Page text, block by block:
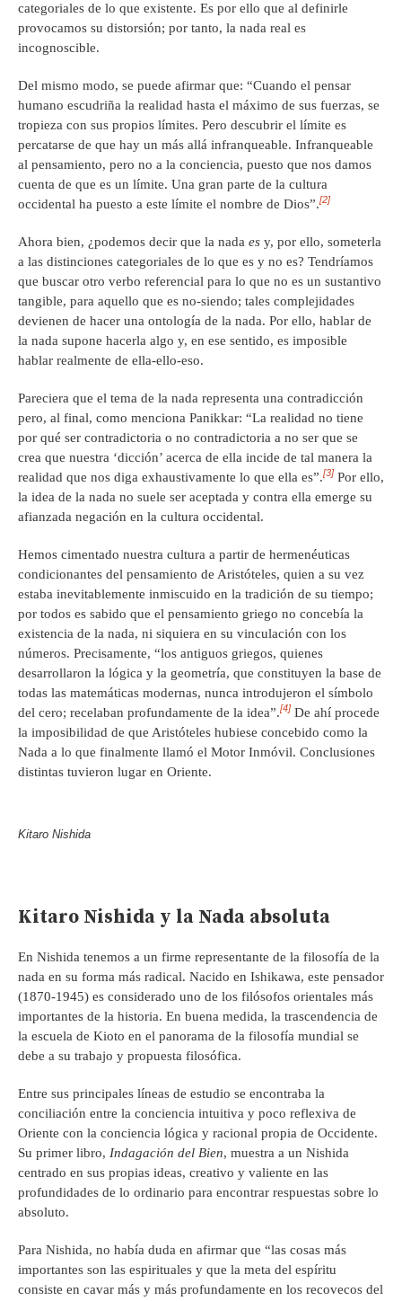
categoriales de lo que existente. Es por ello que al definirle
provocamos su distorsión; por tanto, la nada real es
incognoscible.
Del mismo modo, se puede afirmar que: “Cuando el pensar
humano escudriña la realidad hasta el máximo de sus fuerzas, se
tropieza con sus propios límites. Pero descubrir el límite es
percatarse de que hay un más allá infranqueable. Infranqueable
al pensamiento, pero no a la conciencia, puesto que nos damos
cuenta de que es un límite. Una gran parte de la cultura
occidental ha puesto a este límite el nombre de Dios”.[2]
Ahora bien, ¿podemos decir que la nada es y, por ello, someterla
a las distinciones categoriales de lo que es y no es? Tendríamos
que buscar otro verbo referencial para lo que no es un sustantivo
tangible, para aquello que es no-siendo; tales complejidades
devienen de hacer una ontología de la nada. Por ello, hablar de
la nada supone hacerla algo y, en ese sentido, es imposible
hablar realmente de ella-ello-eso.
Pareciera que el tema de la nada representa una contradicción
pero, al final, como menciona Panikkar: “La realidad no tiene
por qué ser contradictoria o no contradictoria a no ser que se
crea que nuestra ‘dicción’ acerca de ella incide de tal manera la
realidad que nos diga exhaustivamente lo que ella es”.[3] Por ello,
la idea de la nada no suele ser aceptada y contra ella emerge su
afianzada negación en la cultura occidental.
Hemos cimentado nuestra cultura a partir de hermenéuticas
condicionantes del pensamiento de Aristóteles, quien a su vez
estaba inevitablemente inmiscuido en la tradición de su tiempo;
por todos es sabido que el pensamiento griego no concebía la
existencia de la nada, ni siquiera en su vinculación con los
números. Precisamente, “los antiguos griegos, quienes
desarrollaron la lógica y la geometría, que constituyen la base de
todas las matemáticas modernas, nunca introdujeron el símbolo
del cero; recelaban profundamente de la idea”.[4] De ahí procede
la imposibilidad de que Aristóteles hubiese concebido como la
Nada a lo que finalmente llamó el Motor Inmóvil. Conclusiones
distintas tuvieron lugar en Oriente.
Kitaro Nishida
Kitaro Nishida y la Nada absoluta
En Nishida tenemos a un firme representante de la filosofía de la
nada en su forma más radical. Nacido en Ishikawa, este pensador
(1870-1945) es considerado uno de los filósofos orientales más
importantes de la historia. En buena medida, la trascendencia de
la escuela de Kioto en el panorama de la filosofía mundial se
debe a su trabajo y propuesta filosófica.
Entre sus principales líneas de estudio se encontraba la
conciliación entre la conciencia intuitiva y poco reflexiva de
Oriente con la conciencia lógica y racional propia de Occidente.
Su primer libro, Indagación del Bien, muestra a un Nishida
centrado en sus propias ideas, creativo y valiente en las
profundidades de lo ordinario para encontrar respuestas sobre lo
absoluto.
Para Nishida, no había duda en afirmar que “las cosas más
importantes son las espirituales y que la meta del espíritu
consiste en cavar más y más profundamente en los recovecos del